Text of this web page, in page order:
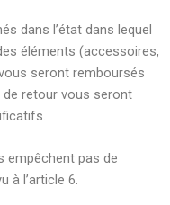
dans l’état dans lequel
éléments (accessoires,
seront remboursés
retour vous seront
empêchent pas de
à l’article 6.